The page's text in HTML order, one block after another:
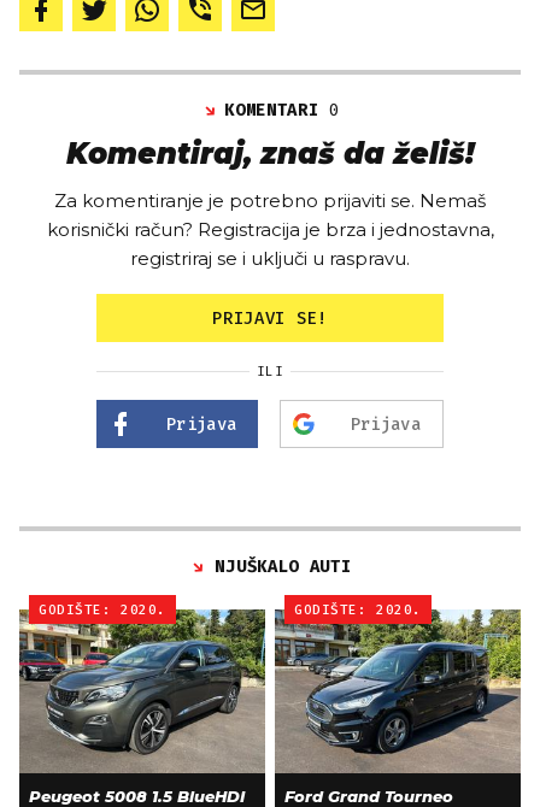
KOMENTARI0
Komentiraj, znaš da želiš!
Za komentiranje je potrebno prijaviti se. Nemaš
korisnički račun? Registracija je brza i jednostavna,
registriraj se i uključi u raspravu.
PRIJAVI SE!
ILI
Prijava Prijava
NJUŠKALO AUTI
GODIŠTE: 2020.
Peugeot 5008 1.5 BlueHDI
GODIŠTE: 2020.
Ford Grand Tourneo